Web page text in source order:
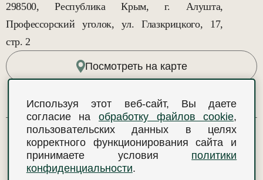
298500, Республика Крым, г. Алушта,
Профессорский уголок, ул. Глазкрицкого, 17,
стр. 2
Посмотреть на карте
В НАЧАЛО
Используя этот веб-сайт, Вы даете
согласие наобработку файлов cookie,
пользовательских данных в целях
корректного функционирования сайта и
принимаете условия политики
конфиденциальности.